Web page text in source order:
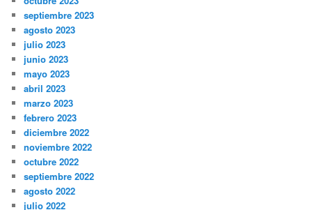
septiembre 2023
agosto 2023
julio 2023
junio 2023
mayo 2023
abril 2023
marzo 2023
febrero 2023
diciembre 2022
noviembre 2022
octubre 2022
septiembre 2022
agosto 2022
julio 2022